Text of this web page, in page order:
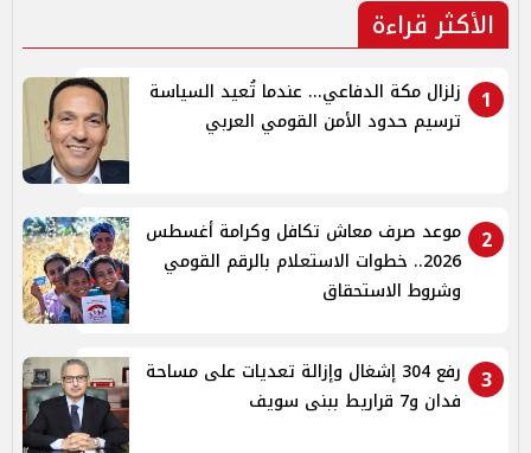
الأكثر قراءة
1
زلزال مكة الدفاعي... عندما تُعيد السياسة
ترسيم حدود الأمن القومي العربي
2
موعد صرف معاش تكافل وكرامة أغسطس
2026.. خطوات الاستعلام بالرقم القومي
وشروط الاستحقاق
3
رفع 304 إشغال وإزالة تعديات على مساحة
فدان و7 قراريط ببنى سويف